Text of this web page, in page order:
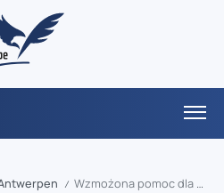
/ Wzmożona pomoc dla osób bezdomnych w Antwerpii podczas zimowych mrozów